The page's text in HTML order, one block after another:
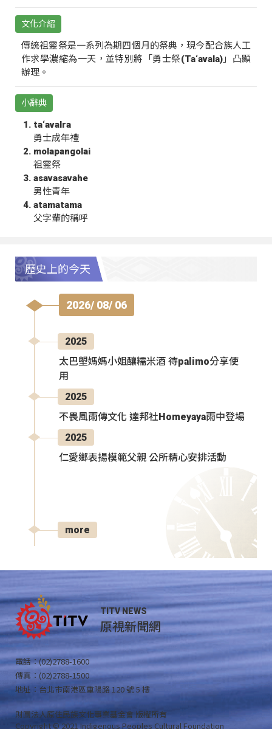
文化介紹
傳統祖靈祭是一系列為期四個月的祭典，現今配合族人工
作求學濃縮為一天，並特別將「勇士祭(Ta‘avala)」凸顯
辦理。
小辭典
ta‘avalra
勇士成年禮
molapangolai
祖靈祭
asavasavahe
男性青年
atamatama
父字輩的稱呼
歷史上的今天
2026/ 08/ 06
2025
太巴塱媽媽小姐釀糯米酒 待palimo分享使
用
2025
不畏風雨傳文化 達邦社Homeyaya雨中登場
2025
仁愛鄉表揚模範父親 公所精心安排活動
more
TITV NEWS
原視新聞網
電話：(02)2788-1600
傳真：(02)2788-1500
地址：台北市南港區重陽路 120 號 5 樓
財團法人原住民族文化事業基金會 版權所有
Copyright © 2021 Indigenous Peoples Cultural Foundation